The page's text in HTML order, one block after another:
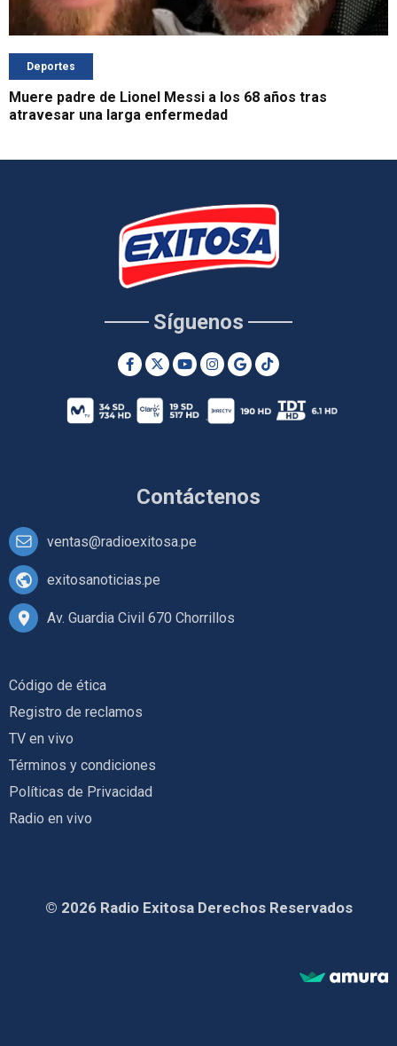
Deportes
Muere padre de Lionel Messi a los 68 años tras
atravesar una larga enfermedad
Contáctenos
ventas@radioexitosa.pe
exitosanoticias.pe
Av. Guardia Civil 670 Chorrillos
Síguenos
Código de ética
Registro de reclamos
TV en vivo
Términos y condiciones
Políticas de Privacidad
Radio en vivo
© 2026 Radio Exitosa Derechos Reservados